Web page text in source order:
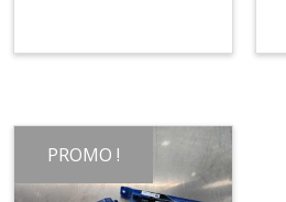
PROMO !